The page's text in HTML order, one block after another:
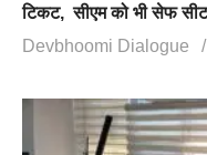
टिकट, सीएम को भी सेफ
Devbhoomi Dialogue